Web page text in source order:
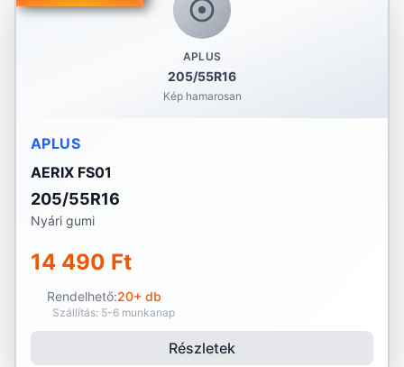
APLUS
205/55R16
Kép hamarosan
APLUS
AERIX FS01
205/55R16
Nyári gumi
14 490 Ft
Rendelhető:20+ db
Szállítás: 5-6 munkanap
Részletek